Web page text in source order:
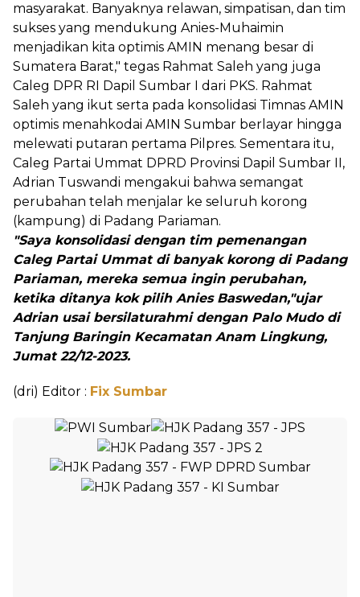
masyarakat. Banyaknya relawan, simpatisan, dan tim
sukses yang mendukung Anies-Muhaimin
menjadikan kita optimis AMIN menang besar di
Sumatera Barat," tegas Rahmat Saleh yang juga
Caleg DPR RI Dapil Sumbar I dari PKS. Rahmat
Saleh yang ikut serta pada konsolidasi Timnas AMIN
optimis menahkodai AMIN Sumbar berlayar hingga
melewati putaran pertama Pilpres. Sementara itu,
Caleg Partai Ummat DPRD Provinsi Dapil Sumbar II,
Adrian Tuswandi mengakui bahwa semangat
perubahan telah menjalar ke seluruh korong
(kampung) di Padang Pariaman.
"Saya konsolidasi dengan tim pemenangan
Caleg Partai Ummat di banyak korong di Padang
Pariaman, mereka semua ingin perubahan,
ketika ditanya kok pilih Anies Baswedan,"ujar
Adrian usai bersilaturahmi dengan Palo Mudo di
Tanjung Baringin Kecamatan Anam Lingkung,
Jumat 22/12-2023.
(dri) Editor : Fix Sumbar